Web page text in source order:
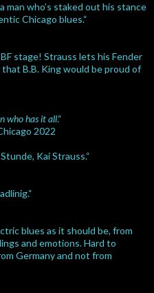
man who’s staked out his stance
Chicago blues.“
stage! Strauss lets his Fender
B.B. King would be proud of
who has it all.“
2022
Kai Strauss.“
blues as it should be, from
and emotions. Hard to
Germany and not from